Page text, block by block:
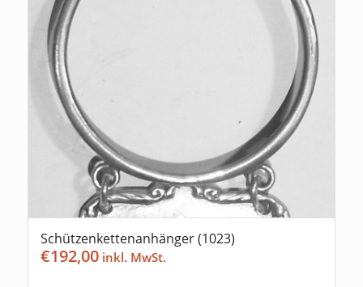
Schützenkettenanhänger (1023)
€192,00